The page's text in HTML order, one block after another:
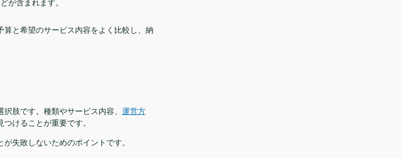
が含まれます。
と希望のサービス内容をよく比較し、納
肢です。種類やサービス内容、 運営方
けることが重要です。
失敗しないためのポイントです。